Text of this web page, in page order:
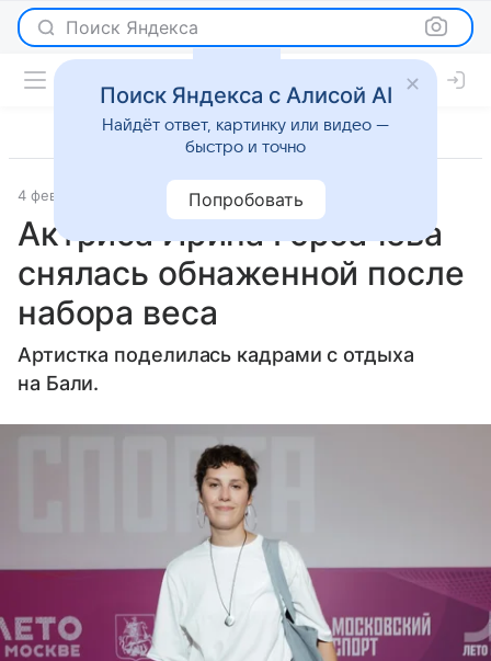
Поиск Яндекса
4 февраля 2026 Lenta.Ru Светская жизнь
Актриса Ирина Горбачева
снялась обнаженной после
набора веса
Артистка поделилась кадрами с отдыха
на Бали.
Поиск Яндекса с Алисой AI
Найдёт ответ, картинку или видео —
быстро и точно
Попробовать